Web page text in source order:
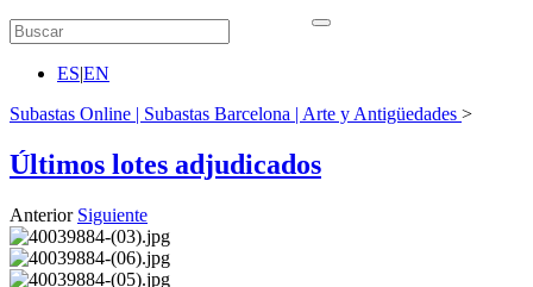
ES|EN
Subastas Online | Subastas Barcelona | Arte y Antigüedades >
Últimos lotes adjudicados
Anterior Siguiente